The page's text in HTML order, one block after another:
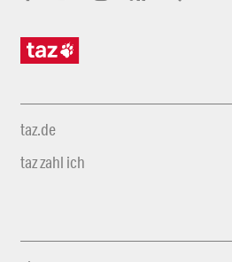
taz.de
taz zahl ich